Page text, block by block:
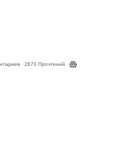
· 2670 Прочтений ·